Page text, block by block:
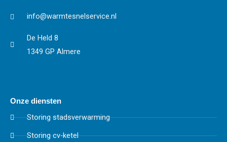
info@warmtesnelservice.nl
De Held 8
1349 GP Almere
Onze diensten
Storing stadsverwarming
Storing cv-ketel